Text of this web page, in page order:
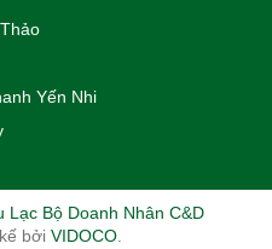
Yến Nhi
Lạc Bộ Doanh Nhân C&D
bởi VIDOCO.